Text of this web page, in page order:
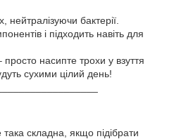
бактерії.
і підходить навіть для
насипте трохи у взуття
сухими цілий день!
така складна, якщо підібрати